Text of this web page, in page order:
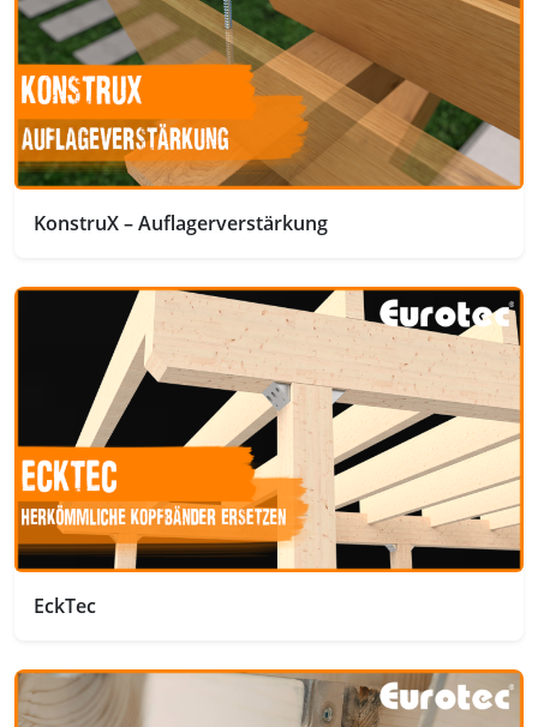
KonstruX – Auflagerverstärkung
EckTec